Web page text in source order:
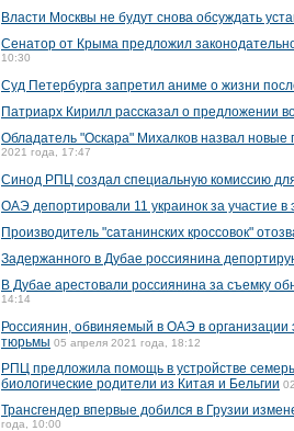
Власти Москвы не будут снова обсуждать
Сенатор от Крыма предложил
10:30
Суд Петербурга запретил аниме о жизни
Патриарх Кирилл рассказал о предложении
Обладатель "Оскара" Михалков назвал
2021 года, 17:47
Синод РПЦ создал специальную комиссию
ОАЭ депортировали 11 украинок за участие в
Производитель "сатанинских кроссовок"
Задержанного в Дубае россиянина
В Дубае арестовали россиянина за съемку
14:14
Россиянин, обвиняемый в ОАЭ в организации
тюрьмы 05 апреля 2021 года, 18:12
РПЦ предложила помощь в устройстве
биологические родители из Китая и Бельгии
Трансгендер впервые добился в Грузии
года, 10:00